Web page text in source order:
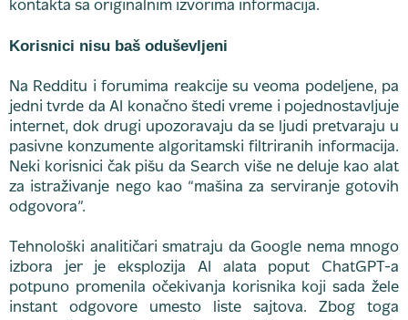
kontakta sa originalnim izvorima informacija.
Korisnici nisu baš oduševljeni
Na Redditu i forumima reakcije su veoma podeljene, pa
jedni tvrde da AI konačno štedi vreme i pojednostavljuje
internet, dok drugi upozoravaju da se ljudi pretvaraju u
pasivne konzumente algoritamski filtriranih informacija.
Neki korisnici čak pišu da Search više ne deluje kao alat
za istraživanje nego kao “mašina za serviranje gotovih
odgovora”.
Tehnološki analitičari smatraju da Google nema mnogo
izbora jer je eksplozija AI alata poput ChatGPT-a
potpuno promenila očekivanja korisnika koji sada žele
instant odgovore umesto liste sajtova. Zbog toga